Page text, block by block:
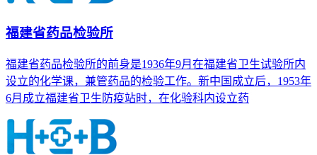
福建省药品检验所
福建省药品检验所的前身是1936年9月在福建省卫生试验所内
设立的化学课，兼管药品的检验工作。新中国成立后，1953年
6月成立福建省卫生防疫站时，在化验科内设立药